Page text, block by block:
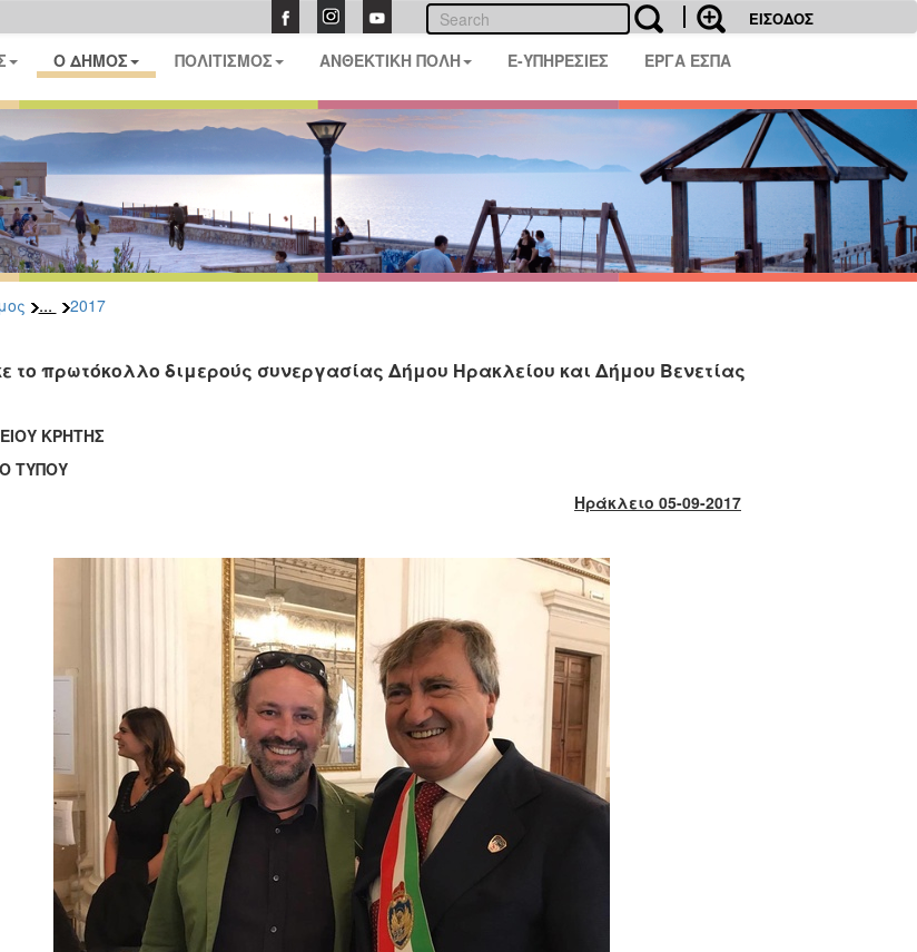
ΕΙΣΟΔΟΣ
Ο ΔΗΜΟΣ ΠΟΛΙΤΙΣΜΟΣ ΑΝΘΕΚΤΙΚΗ ΠΟΛΗ E-ΥΠΗΡΕΣΙΕΣ ΕΡΓΑ ΕΣΠΑ
... 2017
το πρωτόκολλο διμερούς συνεργασίας Δήμου Ηρακλείου και Δήμου Βενετίας
ΚΡΗΤΗΣ
Ηράκλειο 05-09-2017